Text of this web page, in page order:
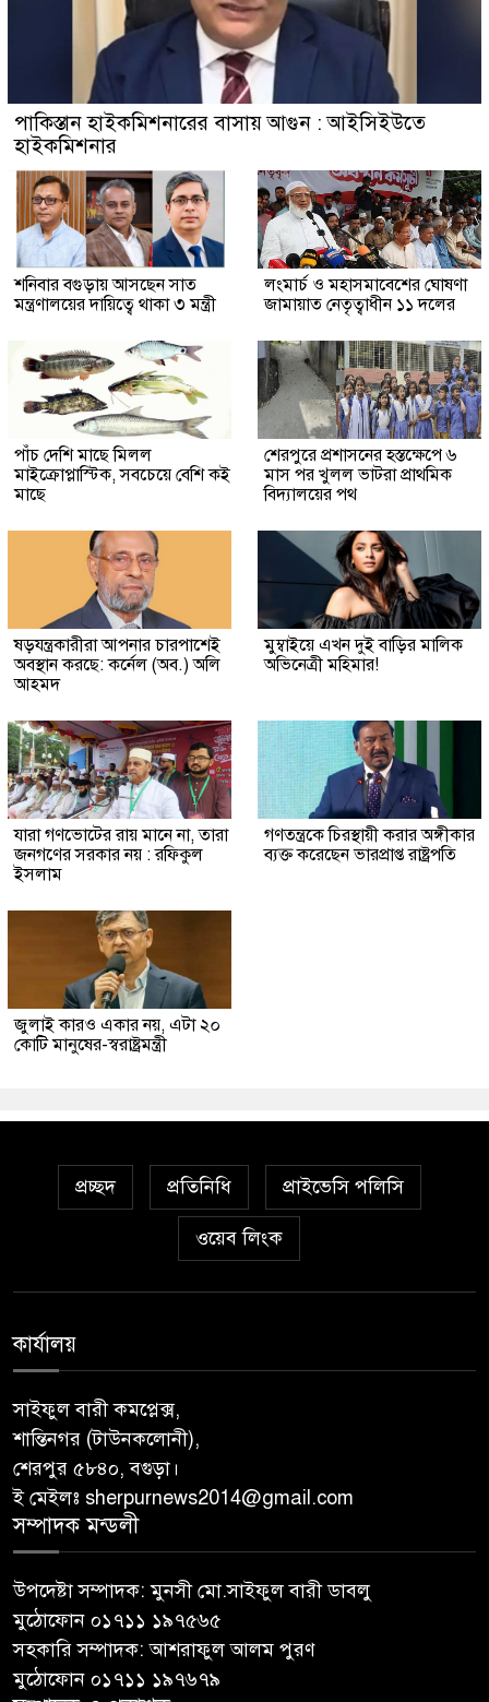
পাকিস্তান হাইকমিশনারের বাসায় আগুন : আইসিইউতে
হাইকমিশনার
শনিবার বগুড়ায় আসছেন সাত
মন্ত্রণালয়ের দায়িত্বে থাকা ৩ মন্ত্রী
লংমার্চ ও মহাসমাবেশের ঘোষণা
জামায়াত নেতৃত্বাধীন ১১ দলের
পাঁচ দেশি মাছে মিলল
মাইক্রোপ্লাস্টিক, সবচেয়ে বেশি কই
মাছে
শেরপুরে প্রশাসনের হস্তক্ষেপে ৬
মাস পর খুলল ভাটরা প্রাথমিক
বিদ্যালয়ের পথ
ষড়যন্ত্রকারীরা আপনার চারপাশেই
অবস্থান করছে: কর্নেল (অব.) অলি
আহমদ
মুম্বাইয়ে এখন দুই বাড়ির মালিক
অভিনেত্রী মহিমার!
যারা গণভোটের রায় মানে না, তারা
জনগণের সরকার নয় : রফিকুল
ইসলাম
গণতন্ত্রকে চিরস্থায়ী করার অঙ্গীকার
ব্যক্ত করেছেন ভারপ্রাপ্ত রাষ্ট্রপতি
জুলাই কারও একার নয়, এটা ২০
কোটি মানুষের-স্বরাষ্ট্রমন্ত্রী
প্রচ্ছদ প্রতিনিধি প্রাইভেসি পলিসি
ওয়েব লিংক
কার্যালয়
সাইফুল বারী কমপ্লেক্স,
শান্তিনগর (টাউনকলোনী),
শেরপুর ৫৮৪০, বগুড়া।
ই মেইলঃ sherpurnews2014@gmail.com
সম্পাদক মন্ডলী
উপদেষ্টা সম্পাদক: মুনসী মো.সাইফুল বারী ডাবলু
মুঠোফোন ০১৭১১ ১৯৭৫৬৫
সহকারি সম্পাদক: আশরাফুল আলম পুরণ
মুঠোফোন ০১৭১১ ১৯৭৬৭৯